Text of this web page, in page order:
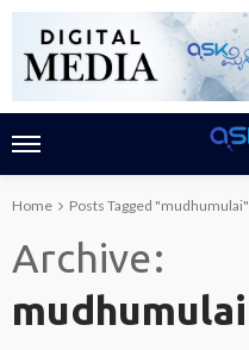
Home Posts Tagged "mudhumulai"
Archive
mudhumulai